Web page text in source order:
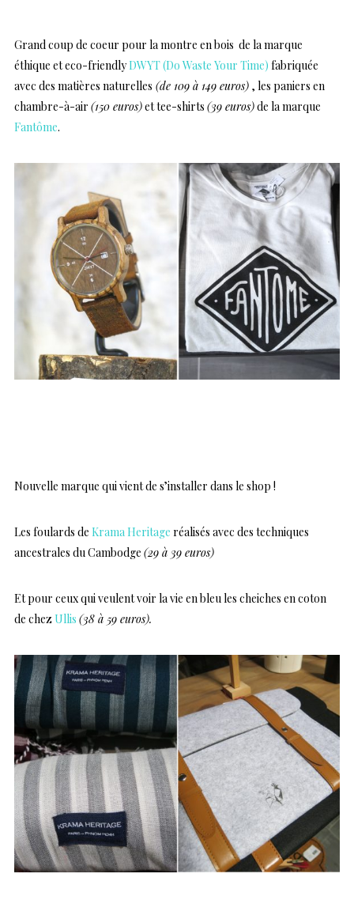
Grand coup de coeur pour la montre en bois de la marque
éthique et eco-friendlyDWYT (Do Waste Your Time) fabriquée
avec des matières naturelles (de 109 à 149 euros) , les paniers en
chambre-à-air (150 euros)et tee-shirts (39 euros)de la marque
Fantôme.
Nouvelle marque qui vient de s’installer dans le shop !
Les foulards de Krama Heritage réalisés avec des techniques
ancestrales du Cambodge (29 à 39 euros)
Et pour ceux qui veulent voir la vie en bleu les cheiches en coton
de chezUllis (38 à 59 euros).